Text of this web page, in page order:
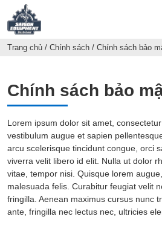
Trang chủ / Chính sách / Chính sách bảo
Chính sách bảo
Lorem ipsum dolor sit amet,
vestibulum augue et sapien
arcu scelerisque tincidunt congue, orci
viverra velit libero id elit. Nulla ut dolor
vitae, tempor nisi. Quisque lorem
malesuada felis. Curabitur feugiat velit
fringilla. Aenean maximus cursus nunc
ante, fringilla nec lectus nec, ultricies